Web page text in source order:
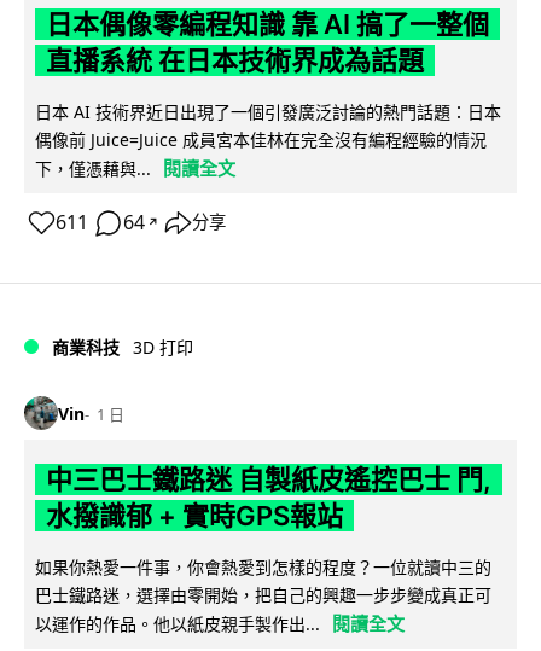
日本偶像零編程知識 靠 AI 搞了一整個
直播系統 在日本技術界成為話題
日本 AI 技術界近日出現了一個引發廣泛討論的熱門話題：日本
偶像前 Juice=Juice 成員宮本佳林在完全沒有編程經驗的情況
下，僅憑藉與...
閱讀全文
611 64 ↗ 分享
商業科技 3D 打印
Vin 1 日
中三巴士鐵路迷 自製紙皮遙控巴士 門,
水撥識郁 + 實時GPS報站
如果你熱愛一件事，你會熱愛到怎樣的程度？一位就讀中三的
巴士鐵路迷，選擇由零開始，把自己的興趣一步步變成真正可
以運作的作品。他以紙皮親手製作出...
閱讀全文